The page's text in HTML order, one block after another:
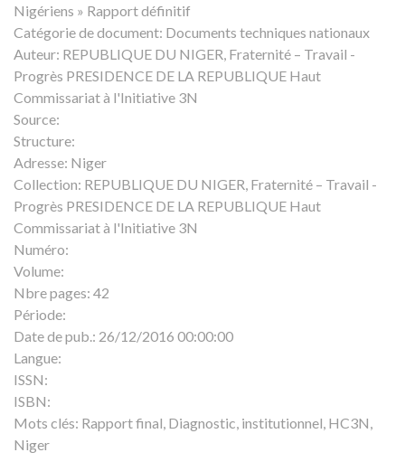
Nigériens » Rapport définitif
Catégorie de document: Documents techniques nationaux
Auteur: REPUBLIQUE DU NIGER, Fraternité – Travail -
Progrès PRESIDENCE DE LA REPUBLIQUE Haut
Commissariat à l'Initiative 3N
Source:
Structure:
Adresse: Niger
Collection: REPUBLIQUE DU NIGER, Fraternité – Travail -
Progrès PRESIDENCE DE LA REPUBLIQUE Haut
Commissariat à l'Initiative 3N
Numéro:
Volume:
Nbre pages: 42
Période:
Date de pub.: 26/12/2016 00:00:00
Langue:
ISSN:
ISBN:
Mots clés: Rapport final, Diagnostic, institutionnel, HC3N,
Niger